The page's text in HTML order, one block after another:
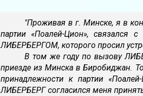
"Проживая в г. Минске, я в
партии «Поалей-Цион», связался
ЛИБЕРБЕРГОМ, которого просил
В том же году по вызову
приезде из Минска в Биробиджан.
принадлежности к партии
ЛИБЕРБЕРГ согласился меня